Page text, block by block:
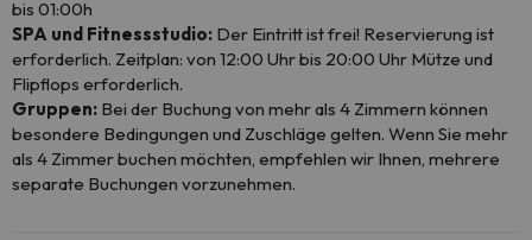
bis 01:00h
SPA und Fitnessstudio: Der Eintritt ist frei! Reservierung ist
erforderlich. Zeitplan: von 12:00 Uhr bis 20:00 Uhr Mütze und
Flipflops erforderlich.
Gruppen: Bei der Buchung von mehr als 4 Zimmern können
besondere Bedingungen und Zuschläge gelten. Wenn Sie mehr
als 4 Zimmer buchen möchten, empfehlen wir Ihnen, mehrere
separate Buchungen vorzunehmen.